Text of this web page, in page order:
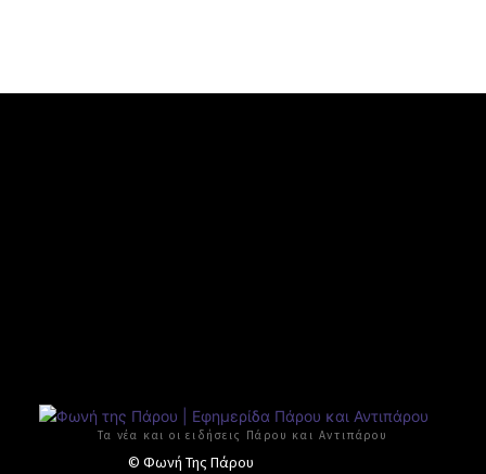
Τα νέα και οι ειδήσεις Πάρου και Αντιπάρου
© Φωνή Της Πάρου